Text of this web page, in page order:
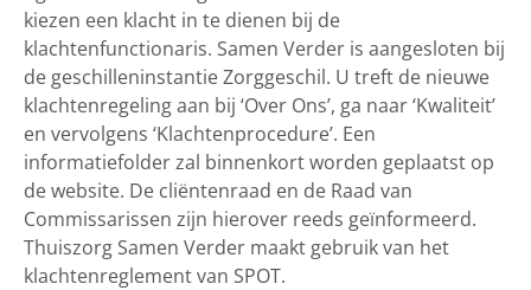
kiezen een klacht in te dienen bij de
klachtenfunctionaris. Samen Verder is aangesloten bij
de geschilleninstantie Zorggeschil. U treft de nieuwe
klachtenregeling aan bij ‘Over Ons’, ga naar ‘Kwaliteit’
en vervolgens ‘Klachtenprocedure’. Een
informatiefolder zal binnenkort worden geplaatst op
de website. De cliëntenraad en de Raad van
Commissarissen zijn hierover reeds geïnformeerd.
Thuiszorg Samen Verder maakt gebruik van het
klachtenreglement van SPOT.